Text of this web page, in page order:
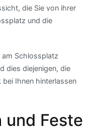
die Sie von ihrer
und die
am Schlossplatz
dies diejenigen, die
Ihnen hinterlassen
und Feste